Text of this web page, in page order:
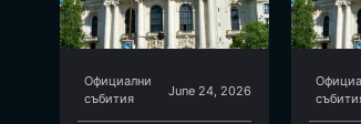
Официални
събития
June 24, 2026